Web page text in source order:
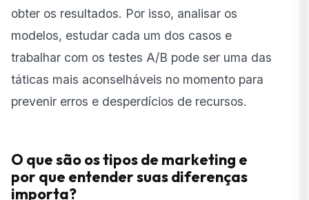
obter os resultados. Por isso, analisar os
modelos, estudar cada um dos casos e
trabalhar com os testes A/B pode ser uma das
táticas mais aconselháveis no momento para
prevenir erros e desperdícios de recursos.
O que são os tipos de marketing e
por que entender suas diferenças
importa?